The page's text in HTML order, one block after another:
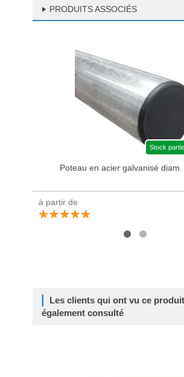
PRODUITS ASSOCIÉS
Stock
Poteau en acier galvanisé
à partir de
Les clients qui ont vu ce
également consulté